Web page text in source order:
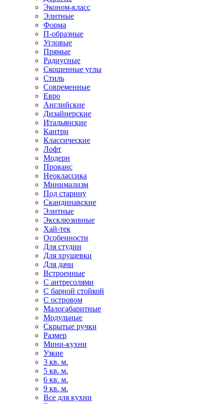
Эконом-класс
Элитные
Форма
П-образные
Угловые
Прямые
Радиусные
Скошенные углы
Стиль
Современные
Евро
Английские
Дизайнерские
Итальянские
Кантри
Классические
Лофт
Модерн
Прованс
Неоклассика
Минимализм
Под старину
Скандинавские
Элитные
Эксклюзивные
Хай-тек
Особенности
Для студии
Для хрущевки
Для дачи
Встроенные
С антресолями
С барной стойкой
С островом
Малогабаритные
Модульные
Скрытые ручки
Размер
Мини-кухни
Узкие
3 кв. м.
5 кв. м.
6 кв. м.
9 кв. м.
Все для кухни